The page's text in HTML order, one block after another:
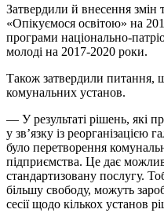
Затвердили й внесення
«Опікуємося освітою» на
програми національно-
молоді на 2017-2020 роки.
Також затвердили питання,
комунальних установ.
— У результаті рішень, які
у зв’язку із реорганізацією
було перетворення
підприємства. Це дає
стандартизовану послугу.
більшу свободу, можуть
сесії щодо кількох установ